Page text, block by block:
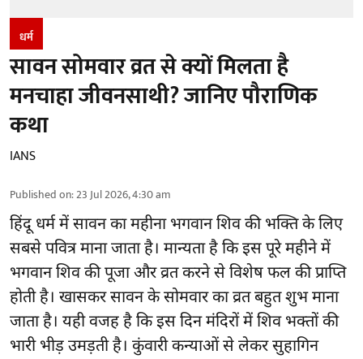
धर्म
सावन सोमवार व्रत से क्यों मिलता है
मनचाहा जीवनसाथी? जानिए पौराणिक
कथा
IANS
Published on:23 Jul 2026, 4:30 am
हिंदू धर्म में सावन का महीना भगवान शिव की भक्ति के लिए
सबसे पवित्र माना जाता है। मान्यता है कि इस पूरे महीने में
भगवान शिव की पूजा और व्रत करने से विशेष फल की प्राप्ति
होती है। खासकर सावन के सोमवार का व्रत बहुत शुभ माना
जाता है। यही वजह है कि इस दिन मंदिरों में शिव भक्तों की
भारी भीड़ उमड़ती है। कुंवारी कन्याओं से लेकर सुहागिन